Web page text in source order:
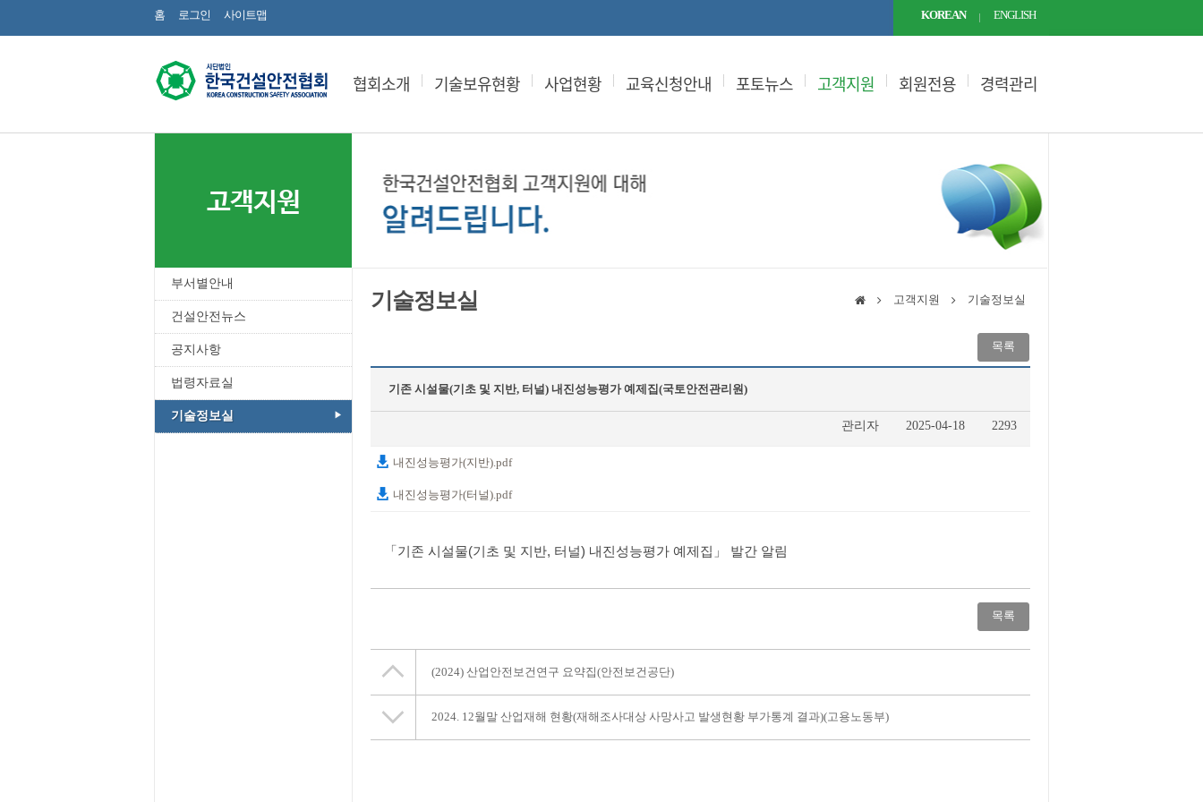
홈 로그인 사이트맵 KOREAN ENGLISH
협회소개 기술보유현황 사업현황 교육신청안내 포토뉴스 고객지원 회원전용 경력관리
고객지원
부서별안내
건설안전뉴스
공지사항
법령자료실
기술정보실
기술정보실 고객지원 기술정보실
목록
기존 시설물(기초 및 지반, 터널) 내진성능평가 예제집(국토안전관리원)
관리자 2025-04-18 2293
내진성능평가(지반).pdf
내진성능평가(터널).pdf
「기존 시설물(기초 및 지반, 터널) 내진성능평가 예제집」 발간 알림
목록
(2024) 산업안전보건연구 요약집(안전보건공단)
2024. 12월말 산업재해 현황(재해조사대상 사망사고 발생현황 부가통계 결과)(고용노동부)